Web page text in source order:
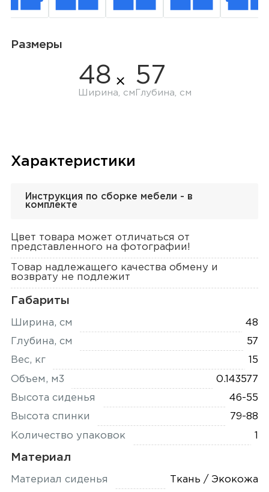
Размеры
48
Ширина, см
57
Глубина, см
Характеристики
Инструкция по сборке мебели - в
комплекте
Цвет товара может отличаться от
представленного на фотографии!
Товар надлежащего качества обмену и
возврату не подлежит
Габариты
Ширина, см 48
Глубина, см 57
Вес, кг 15
Объем, м3 0.143577
Высота сиденья 46-55
Высота спинки 79-88
Количество упаковок 1
Материал
Материал сиденья Ткань / Экокожа